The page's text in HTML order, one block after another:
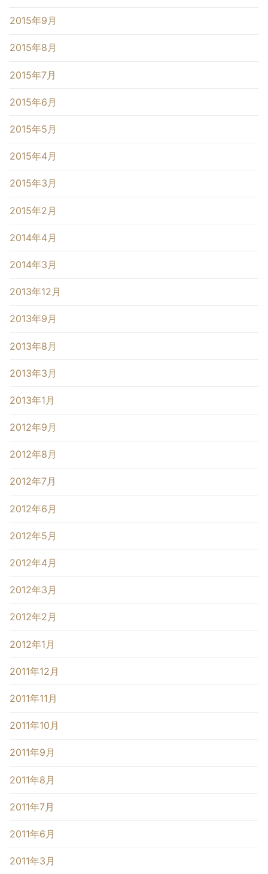
2015年9月
2015年8月
2015年7月
2015年6月
2015年5月
2015年4月
2015年3月
2015年2月
2014年4月
2014年3月
2013年12月
2013年9月
2013年8月
2013年3月
2013年1月
2012年9月
2012年8月
2012年7月
2012年6月
2012年5月
2012年4月
2012年3月
2012年2月
2012年1月
2011年12月
2011年11月
2011年10月
2011年9月
2011年8月
2011年7月
2011年6月
2011年3月